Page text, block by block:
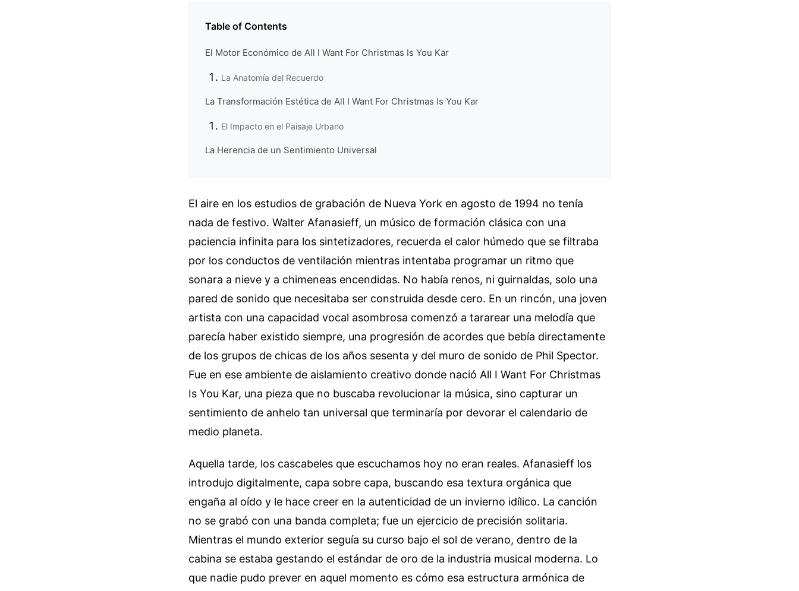
Table of Contents
El Motor Económico de All I Want For Christmas Is You Kar
La Anatomía del Recuerdo
La Transformación Estética de All I Want For Christmas Is You Kar
El Impacto en el Paisaje Urbano
La Herencia de un Sentimiento Universal
El aire en los estudios de grabación de Nueva York en agosto de 1994 no tenía
nada de festivo. Walter Afanasieff, un músico de formación clásica con una
paciencia infinita para los sintetizadores, recuerda el calor húmedo que se filtraba
por los conductos de ventilación mientras intentaba programar un ritmo que
sonara a nieve y a chimeneas encendidas. No había renos, ni guirnaldas, solo una
pared de sonido que necesitaba ser construida desde cero. En un rincón, una joven
artista con una capacidad vocal asombrosa comenzó a tararear una melodía que
parecía haber existido siempre, una progresión de acordes que bebía directamente
de los grupos de chicas de los años sesenta y del muro de sonido de Phil Spector.
Fue en ese ambiente de aislamiento creativo donde nació All I Want For Christmas
Is You Kar, una pieza que no buscaba revolucionar la música, sino capturar un
sentimiento de anhelo tan universal que terminaría por devorar el calendario de
medio planeta.
Aquella tarde, los cascabeles que escuchamos hoy no eran reales. Afanasieff los
introdujo digitalmente, capa sobre capa, buscando esa textura orgánica que
engaña al oído y le hace creer en la autenticidad de un invierno idílico. La canción
no se grabó con una banda completa; fue un ejercicio de precisión solitaria.
Mientras el mundo exterior seguía su curso bajo el sol de verano, dentro de la
cabina se estaba gestando el estándar de oro de la industria musical moderna. Lo
que nadie pudo prever en aquel momento es cómo esa estructura armónica de